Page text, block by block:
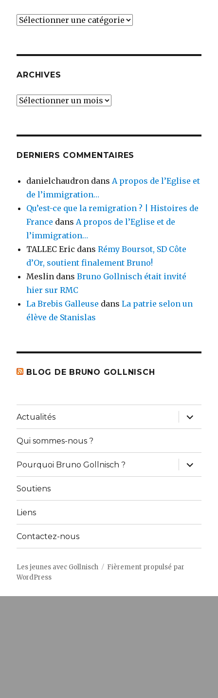
Catégories
ARCHIVES
Archives
DERNIERS COMMENTAIRES
danielchaudron dansA propos de l’Eglise et
de l’immigration…
Qu’est-ce que la remigration ? | Histoires de
France dansA propos de l’Eglise et de
l’immigration…
TALLEC Eric dansRémy Boursot, SD Côte
d’Or, soutient finalement Bruno!
Meslin dansBruno Gollnisch était invité
hier sur RMC
La Brebis Galleuse dansLa patrie selon un
élève de Stanislas
BLOG DE BRUNO GOLLNISCH
Actualités
ouvrir
le
sous-
Qui sommes-nous ?
Pourquoi Bruno Gollnisch ?
ouvrir
le
sous-
Soutiens
Liens
Contactez-nous
Les jeunes avec Gollnisch
Fièrement propulsé par
WordPress